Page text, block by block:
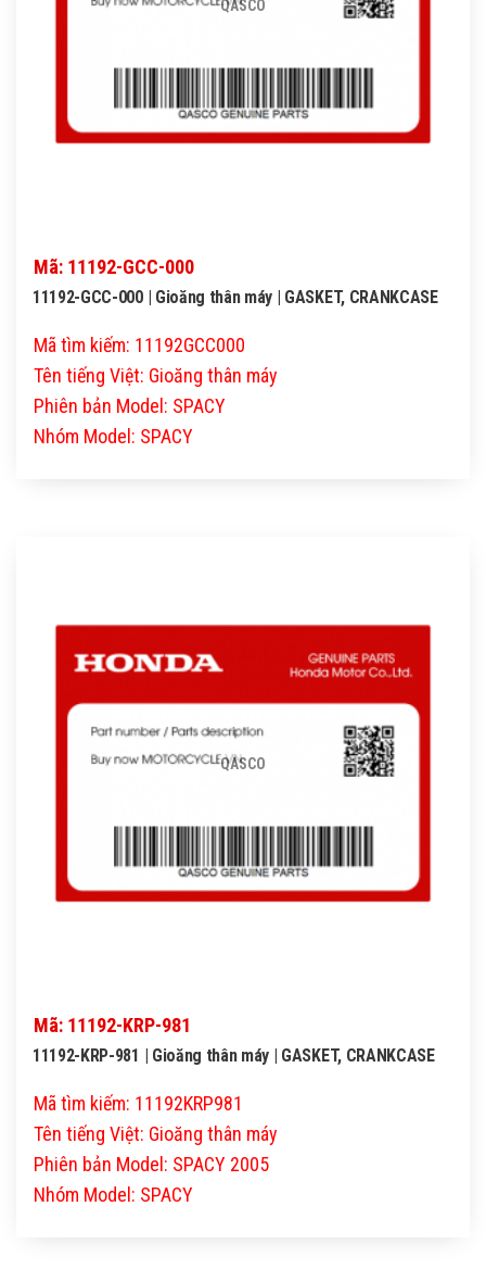
QASCO
Mã: 11192-GCC-000
11192-GCC-000 | Gioăng thân máy | GASKET, CRANKCASE
Mã tìm kiếm: 11192GCC000
Tên tiếng Việt: Gioăng thân máy
Phiên bản Model: SPACY
Nhóm Model: SPACY
QASCO
Mã: 11192-KRP-981
11192-KRP-981 | Gioăng thân máy | GASKET, CRANKCASE
Mã tìm kiếm: 11192KRP981
Tên tiếng Việt: Gioăng thân máy
Phiên bản Model: SPACY 2005
Nhóm Model: SPACY